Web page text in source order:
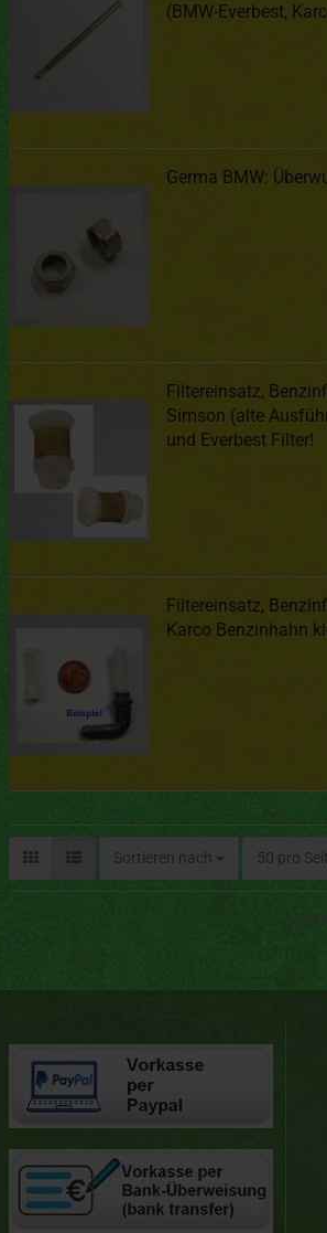
(BMW-Everbest,
Germa BMW:
Filtereinsatz,
Simson (alte
und Everbest Filter!
Filtereinsatz,
Karco Benzinhahn
Sortieren nach 50 pro